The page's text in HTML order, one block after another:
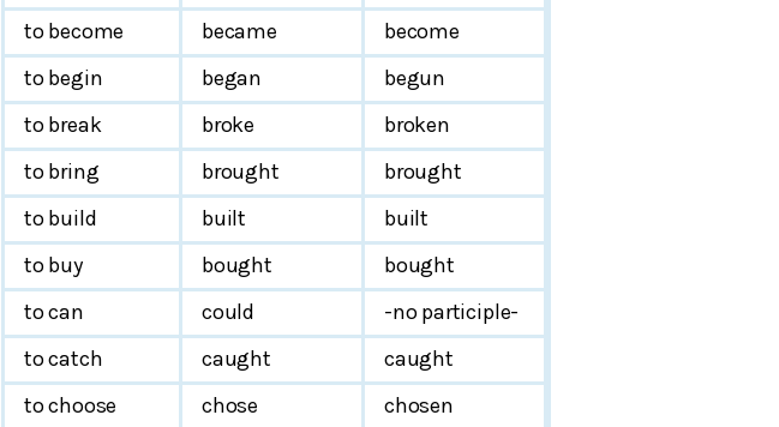
to become
became
become
to begin
began
begun
to break
broke
broken
to bring
brought
brought
to build
built
built
to buy
bought
bought
to can
could
-no participle-
to catch
caught
caught
to choose
chose
chosen